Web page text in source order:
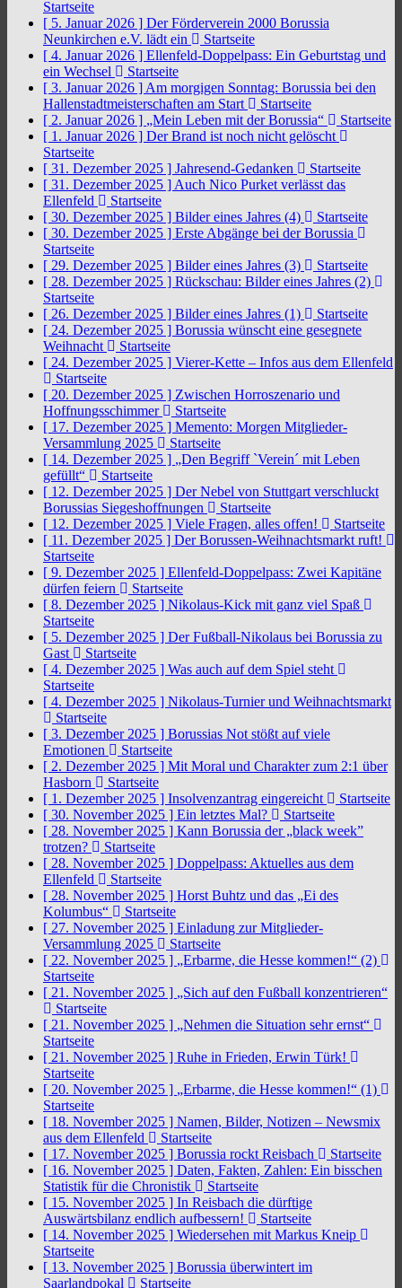
Startseite
[ 5. Januar 2026 ] Der Förderverein 2000 Borussia
Neunkirchen e.V. lädt ein
Startseite
[ 4. Januar 2026 ] Ellenfeld-Doppelpass: Ein Geburtstag und
ein Wechsel
Startseite
[ 3. Januar 2026 ] Am morgigen Sonntag: Borussia bei den
Hallenstadtmeisterschaften am Start
Startseite
[ 2. Januar 2026 ] „Mein Leben mit der Borussia“
Startseite
[ 1. Januar 2026 ] Der Brand ist noch nicht gelöscht
Startseite
[ 31. Dezember 2025 ] Jahresend-Gedanken
Startseite
[ 31. Dezember 2025 ] Auch Nico Purket verlässt das
Ellenfeld
Startseite
[ 30. Dezember 2025 ] Bilder eines Jahres (4)
Startseite
[ 30. Dezember 2025 ] Erste Abgänge bei der Borussia
Startseite
[ 29. Dezember 2025 ] Bilder eines Jahres (3)
Startseite
[ 28. Dezember 2025 ] Rückschau: Bilder eines Jahres (2)
Startseite
[ 26. Dezember 2025 ] Bilder eines Jahres (1)
Startseite
[ 24. Dezember 2025 ] Borussia wünscht eine gesegnete
Weihnacht
Startseite
[ 24. Dezember 2025 ] Vierer-Kette – Infos aus dem Ellenfeld
Startseite
[ 20. Dezember 2025 ] Zwischen Horroszenario und
Hoffnungsschimmer
Startseite
[ 17. Dezember 2025 ] Memento: Morgen Mitglieder-
Versammlung 2025
Startseite
[ 14. Dezember 2025 ] „Den Begriff `Verein´ mit Leben
gefüllt“
Startseite
[ 12. Dezember 2025 ] Der Nebel von Stuttgart verschluckt
Borussias Siegeshoffnungen
Startseite
[ 12. Dezember 2025 ] Viele Fragen, alles offen!
Startseite
[ 11. Dezember 2025 ] Der Borussen-Weihnachtsmarkt ruft!
Startseite
[ 9. Dezember 2025 ] Ellenfeld-Doppelpass: Zwei Kapitäne
dürfen feiern
Startseite
[ 8. Dezember 2025 ] Nikolaus-Kick mit ganz viel Spaß
Startseite
[ 5. Dezember 2025 ] Der Fußball-Nikolaus bei Borussia zu
Gast
Startseite
[ 4. Dezember 2025 ] Was auch auf dem Spiel steht
Startseite
[ 4. Dezember 2025 ] Nikolaus-Turnier und Weihnachtsmarkt
Startseite
[ 3. Dezember 2025 ] Borussias Not stößt auf viele
Emotionen
Startseite
[ 2. Dezember 2025 ] Mit Moral und Charakter zum 2:1 über
Hasborn
Startseite
[ 1. Dezember 2025 ] Insolvenzantrag eingereicht
Startseite
[ 30. November 2025 ] Ein letztes Mal?
Startseite
[ 28. November 2025 ] Kann Borussia der „black week”
trotzen?
Startseite
[ 28. November 2025 ] Doppelpass: Aktuelles aus dem
Ellenfeld
Startseite
[ 28. November 2025 ] Horst Buhtz und das „Ei des
Kolumbus“
Startseite
[ 27. November 2025 ] Einladung zur Mitglieder-
Versammlung 2025
Startseite
[ 22. November 2025 ] „Erbarme, die Hesse kommen!“ (2)
Startseite
[ 21. November 2025 ] „Sich auf den Fußball konzentrieren“
Startseite
[ 21. November 2025 ] „Nehmen die Situation sehr ernst“
Startseite
[ 21. November 2025 ] Ruhe in Frieden, Erwin Türk!
Startseite
[ 20. November 2025 ] „Erbarme, die Hesse kommen!“ (1)
Startseite
[ 18. November 2025 ] Namen, Bilder, Notizen – Newsmix
aus dem Ellenfeld
Startseite
[ 17. November 2025 ] Borussia rockt Reisbach
Startseite
[ 16. November 2025 ] Daten, Fakten, Zahlen: Ein bisschen
Statistik für die Chronistik
Startseite
[ 15. November 2025 ] In Reisbach die dürftige
Auswärtsbilanz endlich aufbessern!
Startseite
[ 14. November 2025 ] Wiedersehen mit Markus Kneip
Startseite
[ 13. November 2025 ] Borussia überwintert im
Saarlandpokal
Startseite